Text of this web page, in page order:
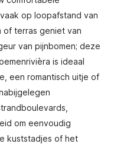
op loopafstand van
of terras geniet van
van pijnbomen; deze
is ideaal
een romantisch uitje of
om eenvoudig
kuststadjes of het